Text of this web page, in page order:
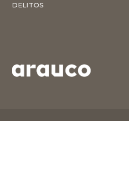
DELITOS